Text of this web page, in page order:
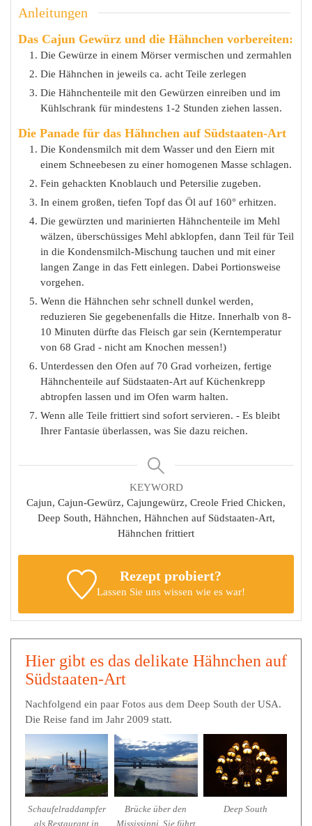
Anleitungen
Das Cajun Gewürz und die Hähnchen vorbereiten:
Die Gewürze in einem Mörser vermischen und zermahlen
Die Hähnchen in jeweils ca. acht Teile zerlegen
Die Hähnchenteile mit den Gewürzen einreiben und im
Kühlschrank für mindestens 1-2 Stunden ziehen lassen.
Die Panade für das Hähnchen auf Südstaaten-Art
Die Kondensmilch mit dem Wasser und den Eiern mit
einem Schneebesen zu einer homogenen Masse schlagen.
Fein gehackten Knoblauch und Petersilie zugeben.
In einem großen, tiefen Topf das Öl auf 160° erhitzen.
Die gewürzten und marinierten Hähnchenteile im Mehl
wälzen, überschüssiges Mehl abklopfen, dann Teil für Teil
in die Kondensmilch-Mischung tauchen und mit einer
langen Zange in das Fett einlegen. Dabei Portionsweise
vorgehen.
Wenn die Hähnchen sehr schnell dunkel werden,
reduzieren Sie gegebenenfalls die Hitze. Innerhalb von 8-
10 Minuten dürfte das Fleisch gar sein (Kerntemperatur
von 68 Grad - nicht am Knochen messen!)
Unterdessen den Ofen auf 70 Grad vorheizen, fertige
Hähnchenteile auf Südstaaten-Art auf Küchenkrepp
abtropfen lassen und im Ofen warm halten.
Wenn alle Teile frittiert sind sofort servieren. - Es bleibt
Ihrer Fantasie überlassen, was Sie dazu reichen.
KEYWORD
Cajun, Cajun-Gewürz, Cajungewürz, Creole Fried Chicken,
Deep South, Hähnchen, Hähnchen auf Südstaaten-Art,
Hähnchen frittiert
Rezept probiert?
Lassen Sie uns wissen wie es war!
Hier gibt es das delikate Hähnchen auf
Südstaaten-Art
Nachfolgend ein paar Fotos aus dem Deep South der USA.
Die Reise fand im Jahr 2009 statt.
Schaufelraddampfer
als Restaurant in
Brücke über den
Mississippi. Sie führt
Deep South